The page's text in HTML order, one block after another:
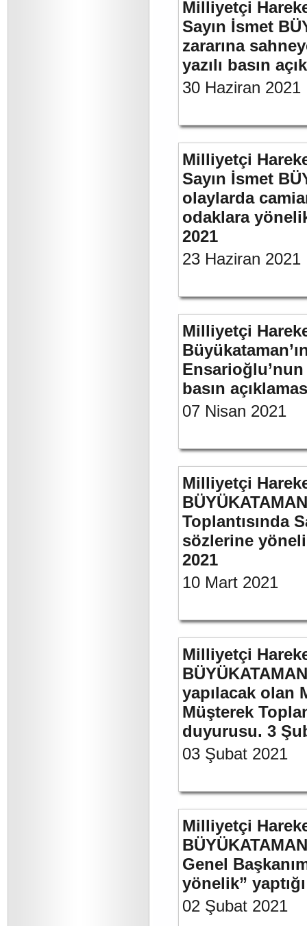
Milliyetçi
Sayın İsmet
zararına
yazılı basın
30 Haziran 2021
Milliyetçi
Sayın İsmet
olaylarda
odaklara
2021
23 Haziran 2021
Milliyetçi
Ensarioğlu’nun
basın
07 Nisan 2021
Milliyetçi
Toplantısında
sözlerine
2021
10 Mart 2021
Milliyetçi
yapılacak olan
Müşterek
duyurusu. 3
03 Şubat 2021
Milliyetçi
Genel
yönelik”
02 Şubat 2021